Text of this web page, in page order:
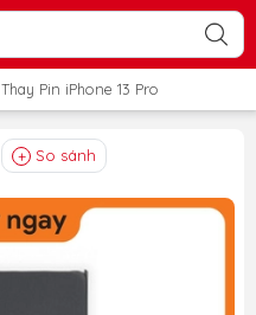
Thay Pin iPhone 13 Pro
So sánh